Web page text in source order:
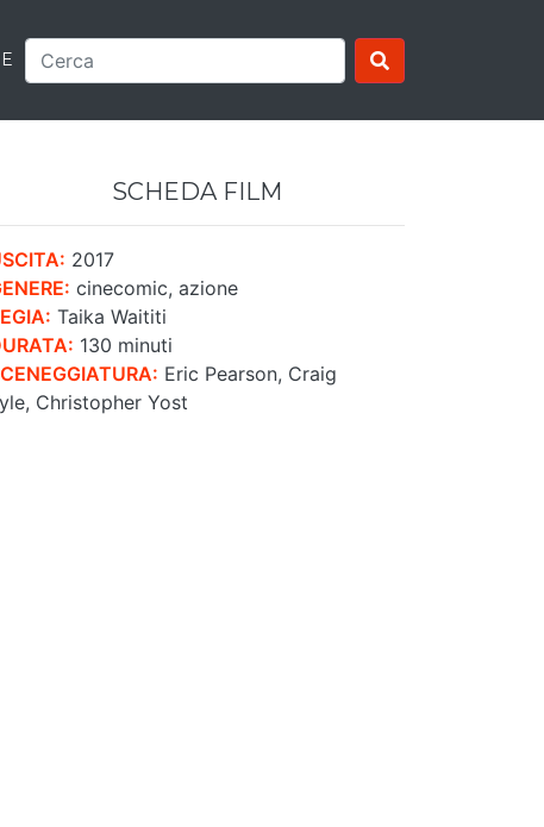
SCHEDA FILM
2017
cinecomic, azione
Taika Waititi
130 minuti
Eric Pearson, Craig
Christopher Yost